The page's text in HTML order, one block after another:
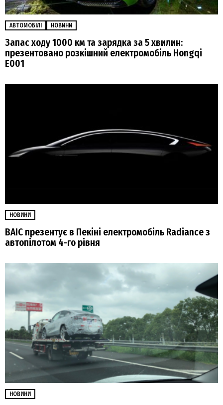
АВТОМОБІЛІ НОВИНИ
Запас ходу 1000 км та зарядка за 5 хвилин:
презентовано розкішний електромобіль Hongqi
E001
НОВИНИ
BAIC презентує в Пекіні електромобіль Radiance з
автопілотом 4-го рівня
НОВИНИ